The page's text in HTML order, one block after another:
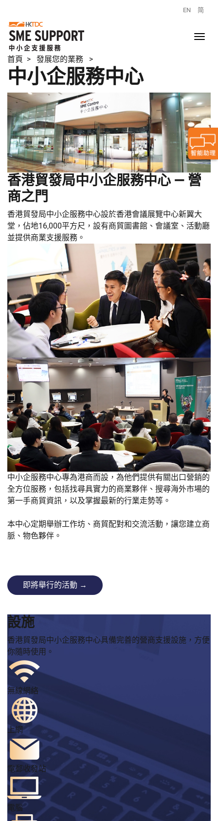
EN 简
首頁 > 發展您的業務 >
中小企服務中心
香港貿發局中小企服務中心 — 營
商之門
香港貿發局中小企服務中心設於香港會議展覽中心新翼大
堂，佔地16,000平方尺，設有商貿圖書館、會議室、活動廳
並提供商業支援服務。
中小企服務中心專為港商而設，為他們提供有關出口營銷的
全方位服務，包括找尋具實力的商業夥伴、搜尋海外市場的
第一手商貿資訊，以及掌握最新的行業走勢等。
本中心定期舉辦工作坊、商貿配對和交流活動，讓您建立商
脈、物色夥伴。
即將舉行的活動 →
設施
香港貿發局中小企服務中心具備完善的營商支援設施，方便
你隨時使用。
無線網絡
上網
電郵收發站
電腦